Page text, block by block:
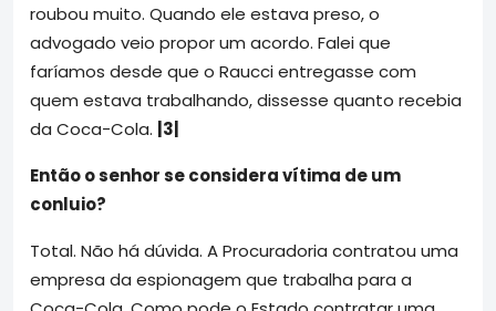
roubou muito. Quando ele estava preso, o
advogado veio propor um acordo. Falei que
faríamos desde que o Raucci entregasse com
quem estava trabalhando, dissesse quanto recebia
da Coca-Cola. |3|
Então o senhor se considera vítima de um
conluio?
Total. Não há dúvida. A Procuradoria contratou uma
empresa da espionagem que trabalha para a